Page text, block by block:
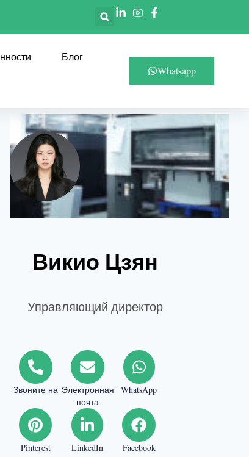
Блог
Whatsapp
Викио Цзян
Управляющий директор
Звоните на Электронная
почта
WhatsApp
Pinterest LinkedIn Facebook